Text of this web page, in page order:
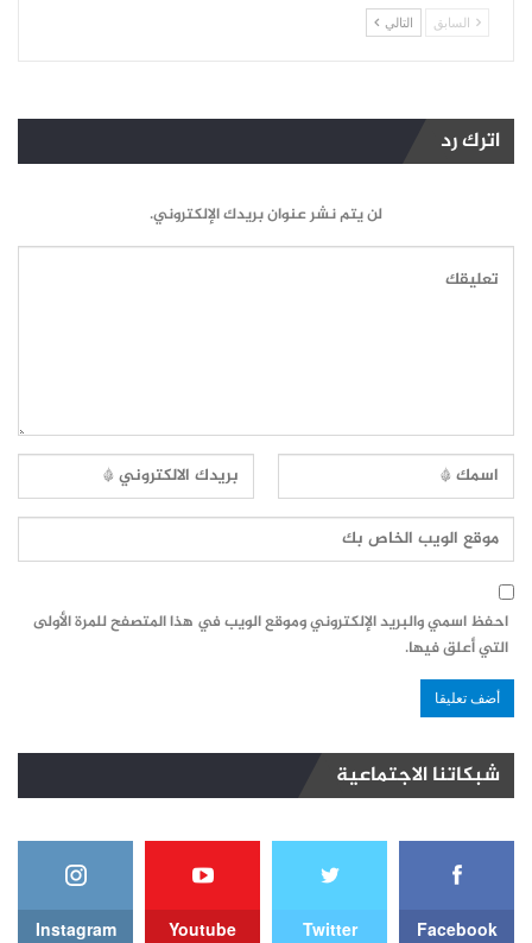
السابق التالي
اترك رد
لن يتم نشر عنوان بريدك الإلكتروني.
احفظ اسمي والبريد الإلكتروني وموقع الويب في هذا المتصفح للمرة الأولى
التي أعلق فيها.
شبكاتنا الاجتماعية
Facebook
Twitter
Youtube
Instagram